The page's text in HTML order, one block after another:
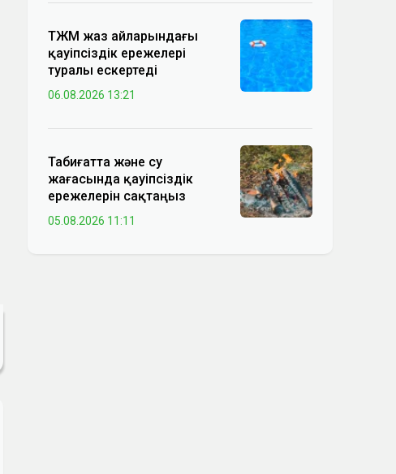
ТЖМ жаз айларындағы
қауіпсіздік ережелері
туралы ескертеді
06.08.2026 13:21
Табиғатта және су
жағасында қауіпсіздік
ережелерін сақтаңыз
05.08.2026 11:11